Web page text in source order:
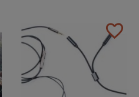
favorite_border